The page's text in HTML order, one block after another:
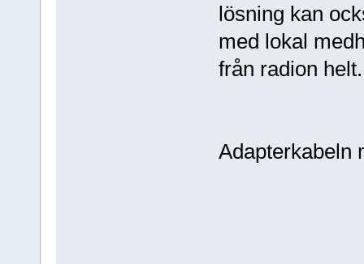
lösning kan
med lokal
från radion helt.
Adapterkabeln